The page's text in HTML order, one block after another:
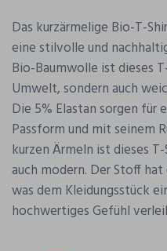
Das kurzärmelige Bio-T-
eine stilvolle und
Bio-Baumwolle ist dieses
Umwelt, sondern auch
Die 5% Elastan sorgen für
Passform und mit seinem
kurzen Ärmeln ist dieses
auch modern. Der Stoff
was dem Kleidungsstück
hochwertiges Gefühl